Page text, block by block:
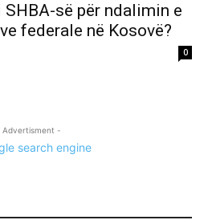
së për ndalimin e
federale në Kosovë?
0
Advertisment -